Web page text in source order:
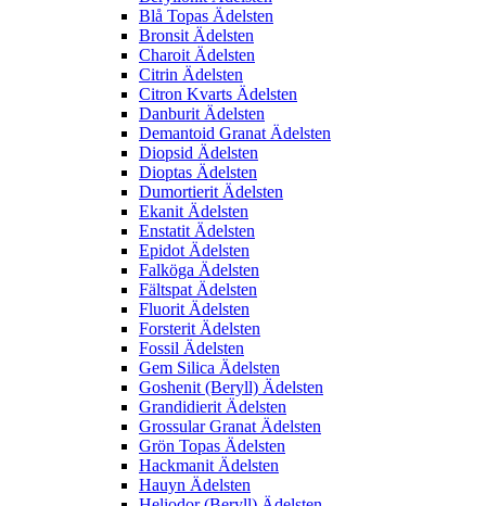
Blå Topas Ädelsten
Bronsit Ädelsten
Charoit Ädelsten
Citrin Ädelsten
Citron Kvarts Ädelsten
Danburit Ädelsten
Demantoid Granat Ädelsten
Diopsid Ädelsten
Dioptas Ädelsten
Dumortierit Ädelsten
Ekanit Ädelsten
Enstatit Ädelsten
Epidot Ädelsten
Falköga Ädelsten
Fältspat Ädelsten
Fluorit Ädelsten
Forsterit Ädelsten
Fossil Ädelsten
Gem Silica Ädelsten
Goshenit (Beryll) Ädelsten
Grandidierit Ädelsten
Grossular Granat Ädelsten
Grön Topas Ädelsten
Hackmanit Ädelsten
Hauyn Ädelsten